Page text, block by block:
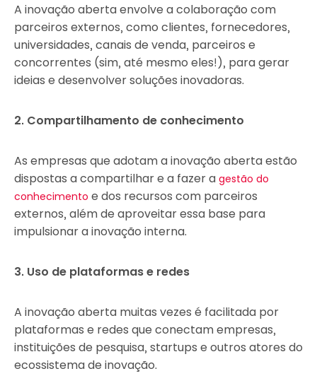
A inovação aberta envolve a colaboração com
parceiros externos, como clientes, fornecedores,
universidades, canais de venda, parceiros e
concorrentes (sim, até mesmo eles!), para gerar
ideias e desenvolver soluções inovadoras.
2. Compartilhamento de conhecimento
As empresas que adotam a inovação aberta estão
dispostas a compartilhar e a fazer a gestão do
conhecimento e dos recursos com parceiros
externos, além de aproveitar essa base para
impulsionar a inovação interna.
3. Uso de plataformas e redes
A inovação aberta muitas vezes é facilitada por
plataformas e redes que conectam empresas,
instituições de pesquisa, startups e outros atores do
ecossistema de inovação.